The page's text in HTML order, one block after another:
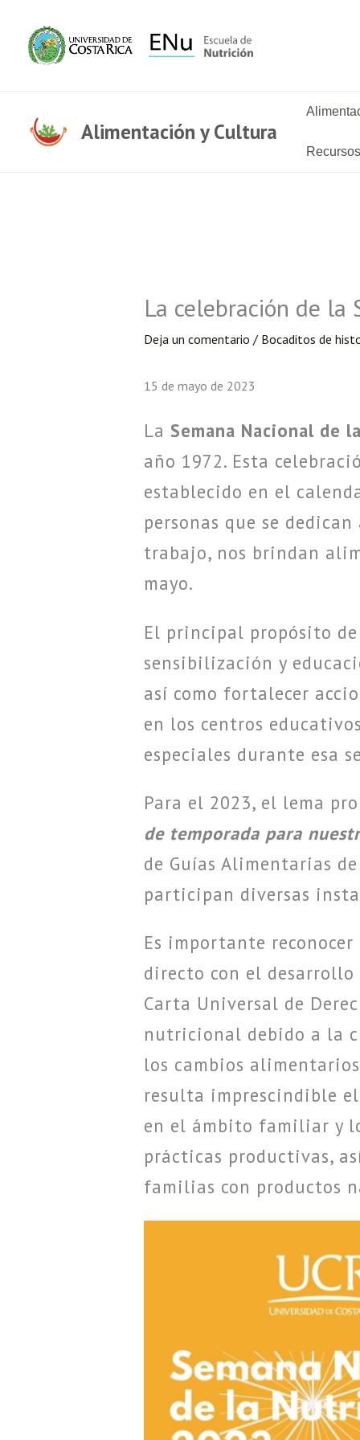
contenido
Alimentación y Cultura
Recursos
La celebración de la
Deja un comentario / Bocaditos de
15 de mayo de 2023
La Semana Nacional de
año 1972. Esta
establecido en el
personas que se
trabajo, nos brindan
mayo.
El principal propósito
sensibilización y
así como fortalecer
en los centros
especiales durante esa
Para el 2023, el lema
de temporada para
de Guías Alimentarias
participan diversas
Es importante
directo con el
Carta Universal de
nutricional debido a la
los cambios
resulta imprescindible
en el ámbito familiar y
prácticas productivas,
familias con productos